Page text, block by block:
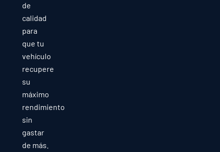
de
calidad
para
que tu
vehículo
recupere
su
máximo
rendimiento
sin
gastar
de más.